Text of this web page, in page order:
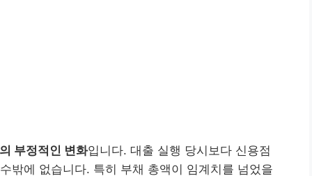
부정적인 변화입니다. 대출 실행 당시보다 신용점
밖에 없습니다. 특히 부채 총액이 임계치를 넘었을